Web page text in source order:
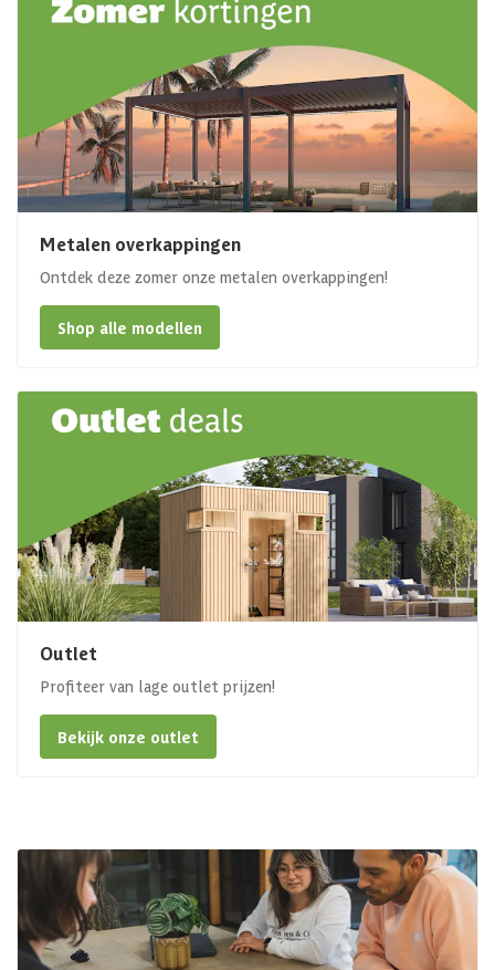
Metalen overkappingen
Ontdek deze zomer onze metalen overkappingen!
Shop alle modellen
Outlet
Profiteer van lage outlet prijzen!
Bekijk onze outlet